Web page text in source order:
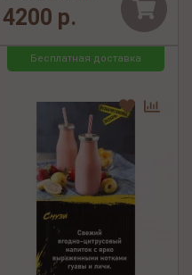
4200 р.
Бесплатная доставка